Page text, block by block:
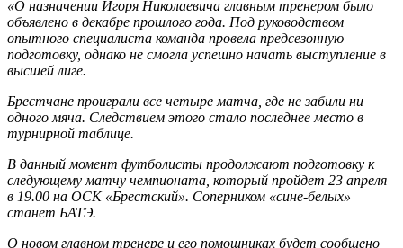
«О назначении Игоря Николаевича главным тренером было
объявлено в декабре прошлого года. Под руководством
опытного специалиста команда провела предсезонную
подготовку, однако не смогла успешно начать выступление в
высшей лиге.
Брестчане проиграли все четыре матча, где не забили ни
одного мяча. Следствием этого стало последнее место в
турнирной таблице.
В данный момент футболисты продолжают подготовку к
следующему матчу чемпионата, который пройдет 23 апреля
в 19.00 на ОСК «Брестский». Соперником «сине-белых»
станет БАТЭ.
О новом главном тренере и его помощниках будет сообщено